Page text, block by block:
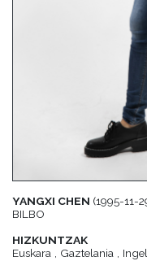
YANGXI CHEN (1995-11-
BILBO
HIZKUNTZAK
Euskara , Gaztelania ,